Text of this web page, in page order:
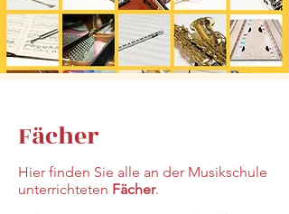
Fächer
Hier finden Sie alle an der Musikschule
unterrichteten Fächer.